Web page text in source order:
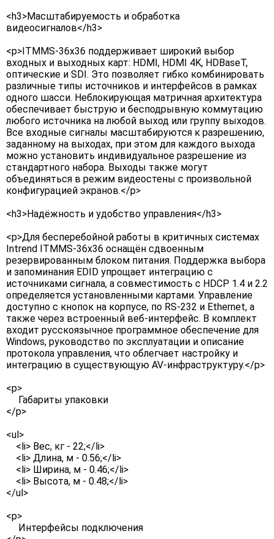
<h3>Масштабируемость и обработка
видеосигналов</h3>
<p>ITMMS-36x36 поддерживает широкий выбор
входных и выходных карт: HDMI, HDMI 4K, HDBaseT,
оптические и SDI. Это позволяет гибко комбинировать
различные типы источников и интерфейсов в рамках
одного шасси. Неблокирующая матричная архитектура
обеспечивает быструю и бесподрывную коммутацию
любого источника на любой выход или группу выходов.
Все входные сигналы масштабируются к разрешению,
заданному на выходах, при этом для каждого выхода
можно установить индивидуальное разрешение из
стандартного набора. Выходы также могут
объединяться в режим видеостены с произвольной
конфигурацией экранов.</p>
<h3>Надёжность и удобство управления</h3>
<p>Для бесперебойной работы в критичных системах
Intrend ITMMS-36x36 оснащён сдвоенным
резервированным блоком питания. Поддержка выбора
и запоминания EDID упрощает интеграцию с
источниками сигнала, а совместимость с HDCP 1.4 и 2.2
определяется установленными картами. Управление
доступно с кнопок на корпусе, по RS-232 и Ethernet, а
также через встроенный веб-интерфейс. В комплект
входит русскоязычное программное обеспечение для
Windows, руководство по эксплуатации и описание
протокола управления, что облегчает настройку и
интеграцию в существующую AV-инфраструктуру.</p>
<p>
Габариты упаковки
</p>
<ul>
<li> Вес, кг - 22;</li>
<li> Длина, м - 0.56;</li>
<li> Ширина, м - 0.46;</li>
<li> Высота, м - 0.48;</li>
</ul>
<p>
Интерфейсы подключения